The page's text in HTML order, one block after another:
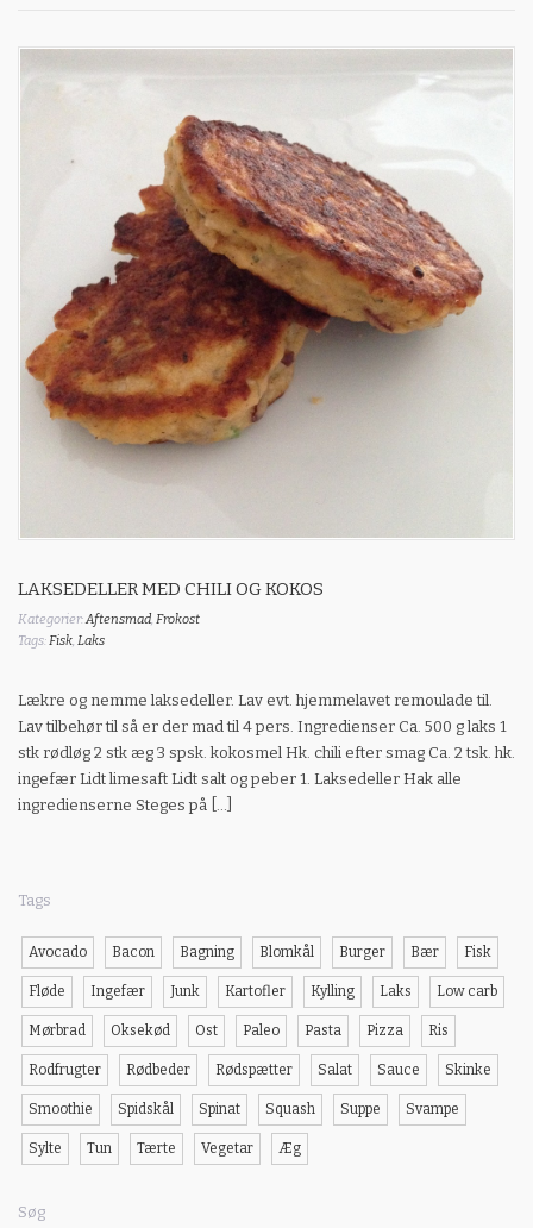
LAKSEDELLER MED CHILI OG KOKOS
Kategorier:Aftensmad, Frokost
Tags:Fisk, Laks
Lækre og nemme laksedeller. Lav evt. hjemmelavet remoulade til.
Lav tilbehør til så er der mad til 4 pers. Ingredienser Ca. 500 g laks 1
stk rødløg 2 stk æg 3 spsk. kokosmel Hk. chili efter smag Ca. 2 tsk. hk.
ingefær Lidt limesaft Lidt salt og peber 1. Laksedeller Hak alle
ingredienserne Steges på […]
Tags
Avocado Bacon Bagning Blomkål Burger Bær Fisk
Fløde Ingefær Junk Kartofler Kylling Laks Low carb
Mørbrad Oksekød Ost Paleo Pasta Pizza Ris
Rodfrugter Rødbeder Rødspætter Salat Sauce Skinke
Smoothie Spidskål Spinat Squash Suppe Svampe
Sylte Tun Tærte Vegetar Æg
Søg